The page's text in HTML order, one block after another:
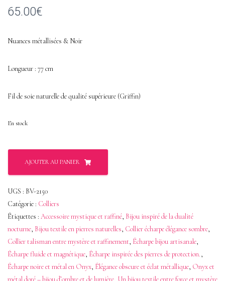
65.00€
Nuances métallisées & Noir
Longueur : 77 cm
Fil de soie naturelle de qualité supérieure (Griffin)
En stock
quantité
Noir
et
Métal
en
Onyx
AJOUTER AU PANIER
UGS : BV-2150
Catégorie : Colliers
Étiquettes : Accessoire mystique et raffiné, Bijou inspiré de la dualité
nocturne, Bijou textile en pierres naturelles, Collier écharpe élégance sombre,
Collier talisman entre mystère et raffinement, Écharpe bijou artisanale,
Écharpe fluide et magnétique, Écharpe inspirée des pierres de protection.,
Écharpe noire et métal en Onyx, Élégance obscure et éclat métallique, Onyx et
métal doré – bijou d’ombre et de lumière Un bijou textile entre force et mystère